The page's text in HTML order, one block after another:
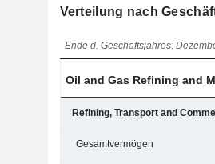
Verteilung nach
Ende d. Geschäftsjahres:
Oil and Gas Refining and
Gesamtvermögen